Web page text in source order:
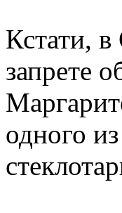
Кстати,
запрете
одного